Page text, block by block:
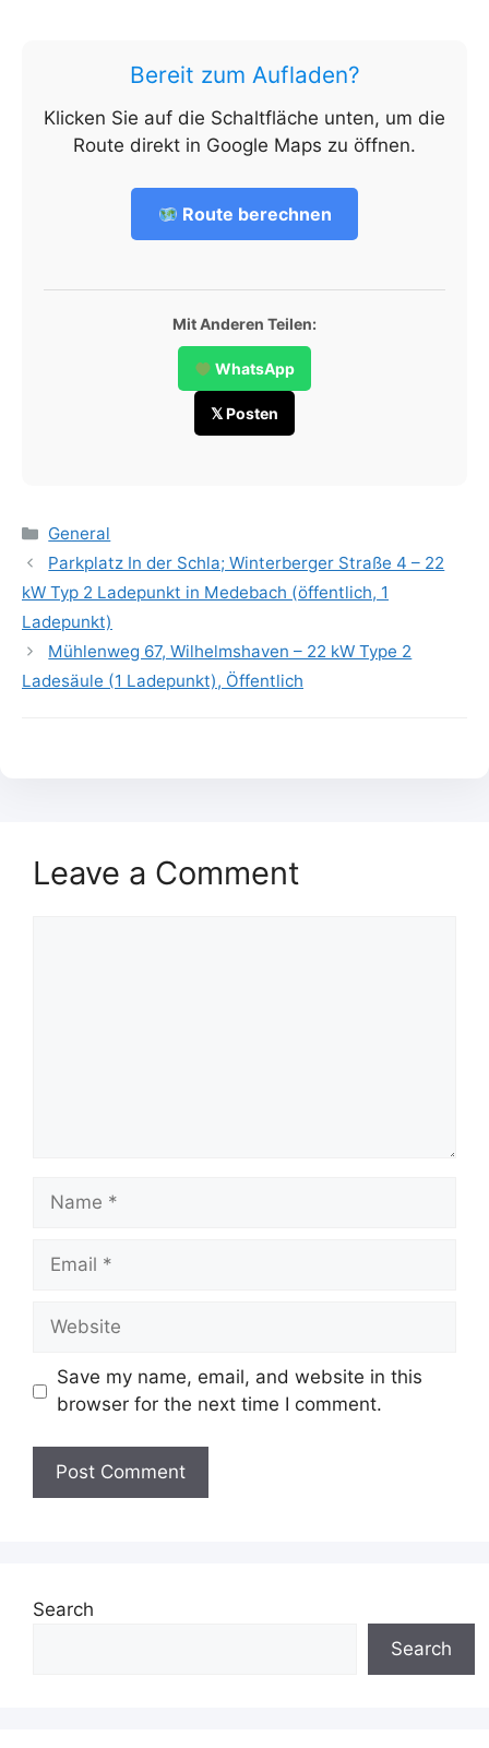
Bereit zum Aufladen?
Klicken Sie auf die Schaltfläche unten, um die
Route direkt in Google Maps zu öffnen.
Route berechnen
Mit Anderen Teilen:
WhatsApp
𝕏 Posten
Categories
General
Parkplatz In der Schla; Winterberger Straße 4 – 22
kW Typ 2 Ladepunkt in Medebach (öffentlich, 1
Ladepunkt)
Mühlenweg 67, Wilhelmshaven – 22 kW Type 2
Ladesäule (1 Ladepunkt), Öffentlich
Leave a Comment
Name
Email
Website
Save my name, email, and website in this
browser for the next time I comment.
Search
Search